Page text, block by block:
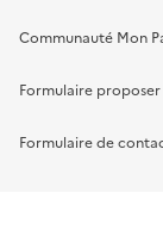
Communauté Mon
Formulaire
Formulaire de